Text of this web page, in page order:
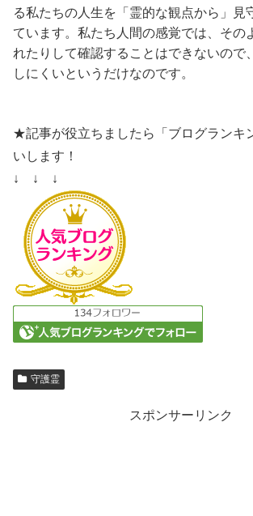
る私たちの人生を「霊的な観点から」見
ています。私たち人間の感覚では、その
れたりして確認することはできないので
しにくいというだけなのです。
★記事が役立ちましたら「ブログランキ
いします！
↓ ↓ ↓
守護霊
スポンサーリンク